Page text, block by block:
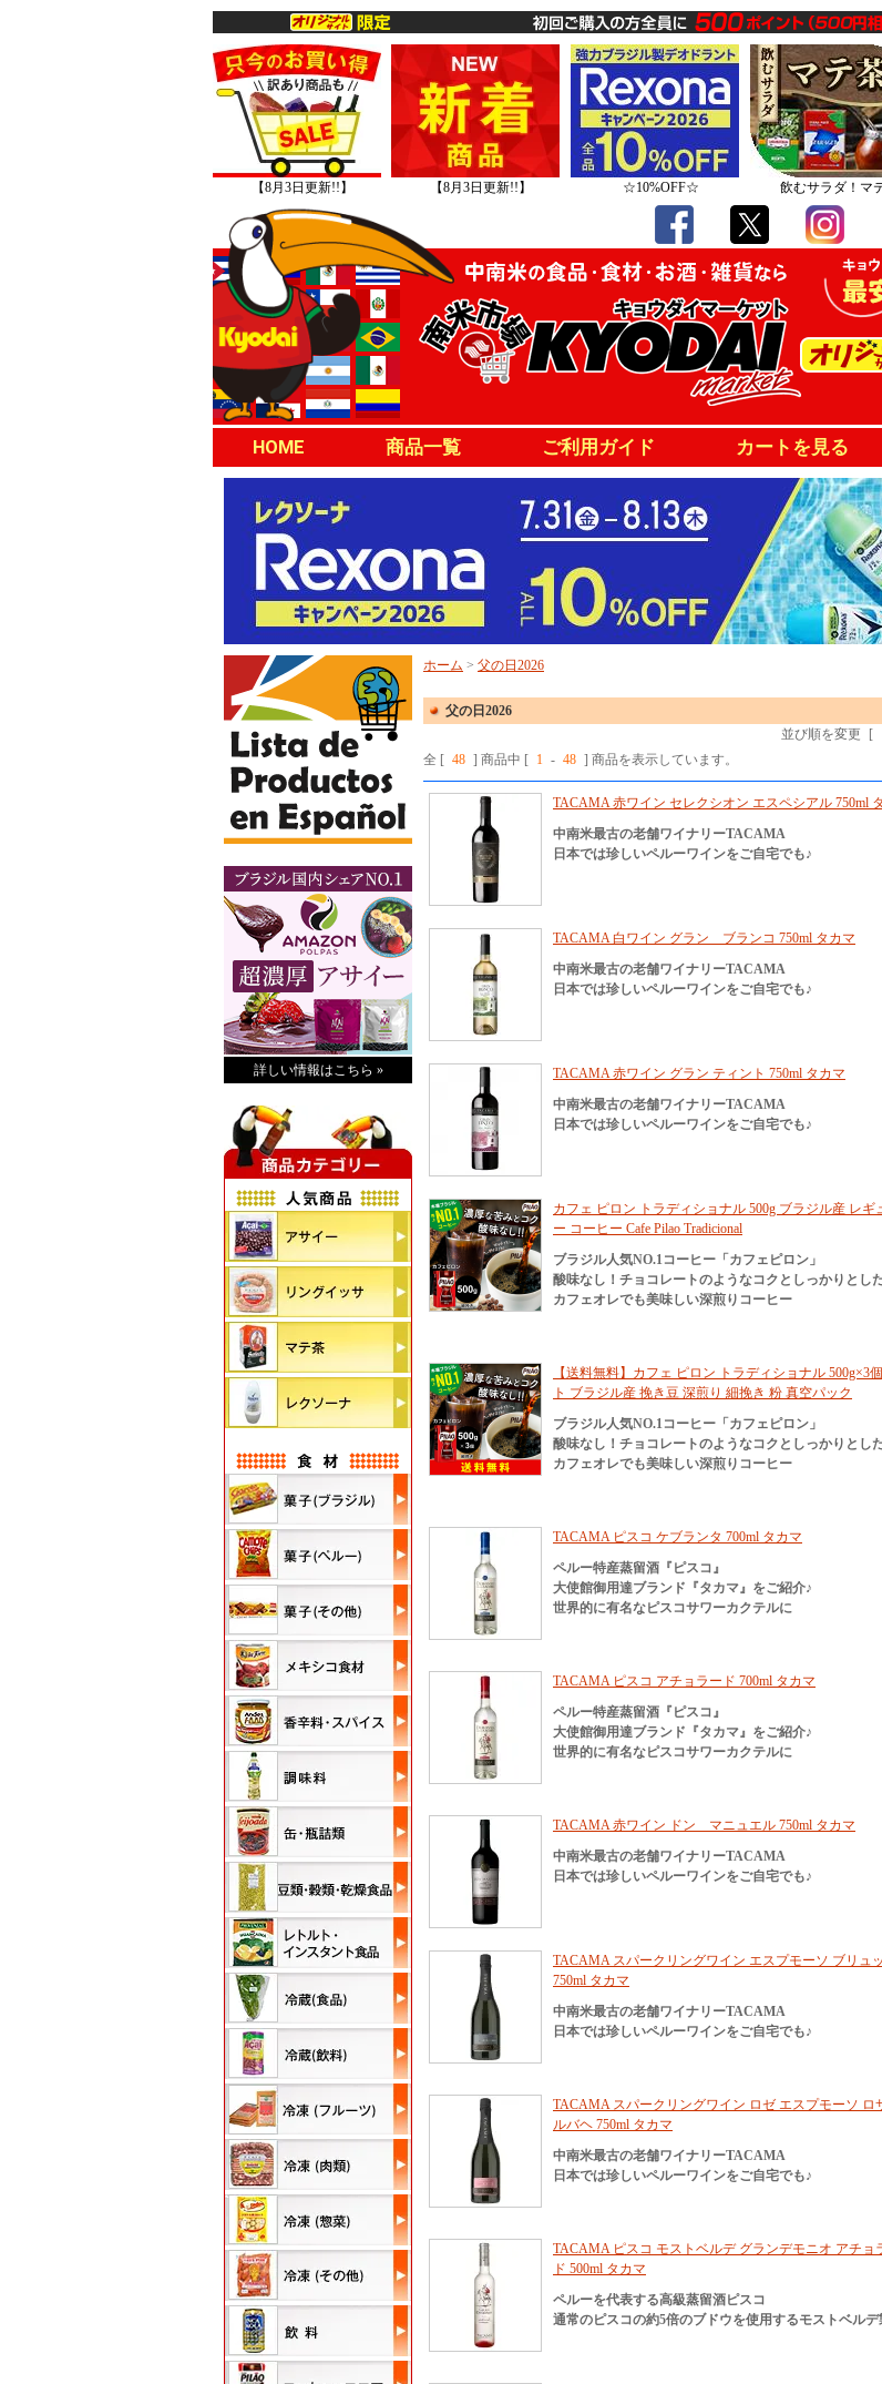
【8月3日更新!!】 【8月3日更新!!】 ☆10%OFF☆ 飲むサラダ！マ
HOME 商品一覧 ご利用ガイド カートを見る
詳しい情報はこちら »
ホーム > 父の日2026
父の日2026
並び順を変更
[
全 [ 48 ] 商品中 [ 1 - 48 ] 商品を表示しています。
TACAMA 赤ワイン セレクシオン エスペシアル 750ml
中南米最古の老舗ワイナリーTACAMA
日本では珍しいペルーワインをご自宅でも♪
TACAMA 白ワイン グラン ブランコ 750ml タカマ
中南米最古の老舗ワイナリーTACAMA
日本では珍しいペルーワインをご自宅でも♪
TACAMA 赤ワイン グラン ティント 750ml タカマ
中南米最古の老舗ワイナリーTACAMA
日本では珍しいペルーワインをご自宅でも♪
カフェ ピロン トラディショナル 500g ブラジル産 レギ
ー コーヒー Cafe Pilao Tradicional
ブラジル人気NO.1コーヒー「カフェピロン」
酸味なし！チョコレートのようなコクとしっかりとした
カフェオレでも美味しい深煎りコーヒー
【送料無料】カフェ ピロン トラディショナル 500g×3
ト ブラジル産 挽き豆 深煎り 細挽き 粉 真空パック
ブラジル人気NO.1コーヒー「カフェピロン」
酸味なし！チョコレートのようなコクとしっかりとした
カフェオレでも美味しい深煎りコーヒー
TACAMA ピスコ ケブランタ 700ml タカマ
ペルー特産蒸留酒『ピスコ』
大使館御用達ブランド『タカマ』をご紹介♪
世界的に有名なピスコサワーカクテルに
TACAMA ピスコ アチョラード 700ml タカマ
ペルー特産蒸留酒『ピスコ』
大使館御用達ブランド『タカマ』をご紹介♪
世界的に有名なピスコサワーカクテルに
TACAMA 赤ワイン ドン マニュエル 750ml タカマ
中南米最古の老舗ワイナリーTACAMA
日本では珍しいペルーワインをご自宅でも♪
TACAMA スパークリングワイン エスプモーソ ブリュ
750ml タカマ
中南米最古の老舗ワイナリーTACAMA
日本では珍しいペルーワインをご自宅でも♪
TACAMA スパークリングワイン ロゼ エスプモーソ ロ
ルバヘ 750ml タカマ
中南米最古の老舗ワイナリーTACAMA
日本では珍しいペルーワインをご自宅でも♪
TACAMA ピスコ モストベルデ グランデモニオ アチョ
ド 500ml タカマ
ペルーを代表する高級蒸留酒ピスコ
通常のピスコの約5倍のブドウを使用するモストベルデ